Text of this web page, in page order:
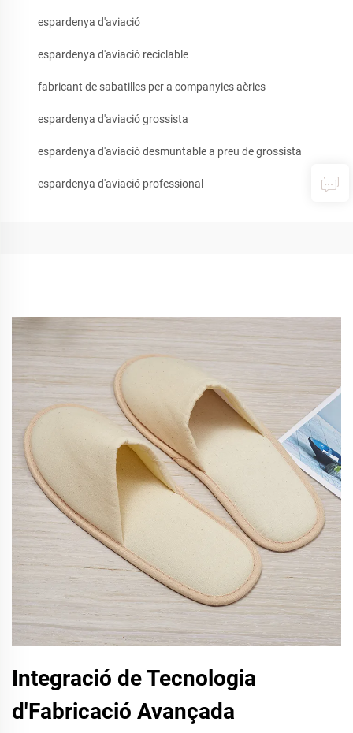
espardenya d'aviació
espardenya d'aviació reciclable
fabricant de sabatilles per a companyies aèries
espardenya d'aviació grossista
espardenya d'aviació desmuntable a preu de grossista
espardenya d'aviació professional
Integració de Tecnologia
d'Fabricació Avançada